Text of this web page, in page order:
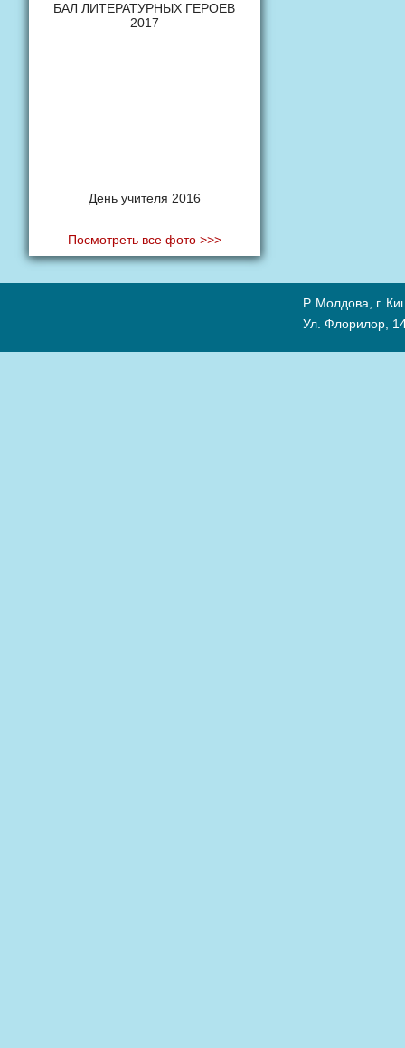
БАЛ ЛИТЕРАТУРНЫХ ГЕРОЕВ
2017
День учителя 2016
Посмотреть все фото >>>
Р. Молдова, г.
Ул. Флорилор,